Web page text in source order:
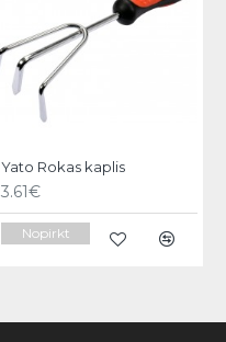
Yato Rokas kaplis
3.61€
Nopirkt